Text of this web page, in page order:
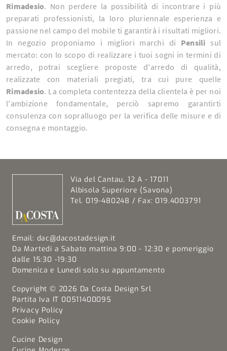
Rimadesio. Non perdere la possibilità di incontrare i più
preparati professionisti, la loro pluriennale esperienza e
passione nel campo del mobile ti garantirà i risultati migliori.
In negozio proponiamo i migliori marchi di Pensili sul
mercato: con lo scopo di realizzare i tuoi sogni in termini di
arredo, potrai scegliere proposte d'arredo di qualità,
realizzate con materiali pregiati, tra cui pure quelle
Rimadesio. La completa contentezza della clientela è per noi
l'ambizione fondamentale, perciò sapremo garantirti
consulenza con sopralluogo per la verifica delle misure e di
consegna e montaggio.
Via del Cantau, 12 A - 17011
Albisola Superiore (Savona)
Tel. 019-480248 / Fax: 019.4003791
Email: dac@dacostadesign.it
Da Martedi a Sabato mattina 9:00 - 12:30 e pomeriggio
dalle 15:30 -19:30
Domenica e Lunedi solo su appuntamento
Copyright © 2026 Da Costa Design Srl
Partita Iva IT 00511400095
Privacy Policy
Cookie Policy
Cucine Design